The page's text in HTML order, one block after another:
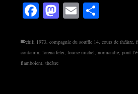
Facebook
Mastodon
Email
chili 1973, compagnie du souffle 14, cours de théâtre,
contamin, lorena felei, louise michel, normandie, pont
flamboient, théâtre